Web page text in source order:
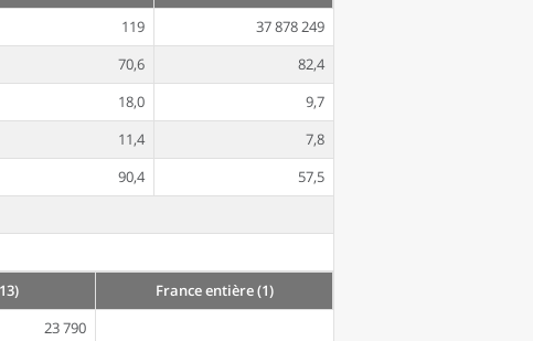
119
37 878 249
70,6
82,4
18,0
9,7
11,4
7,8
90,4
57,5
France entière (1)
23 790